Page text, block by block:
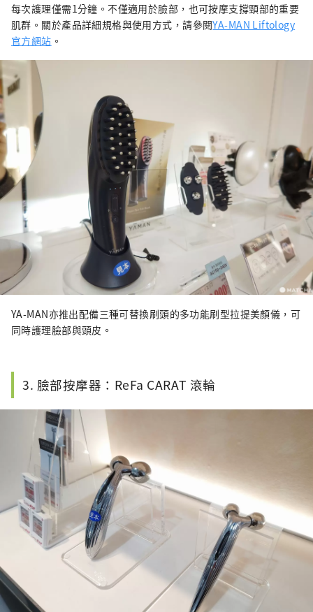
每次護理僅需1分鐘。不僅適用於臉部，也可按摩支撐頸部的重要
肌群。關於產品詳細規格與使用方式，請參閱YA-MAN Liftology
官方網站 。
YA-MAN亦推出配備三種可替換刷頭的多功能刷型拉提美顏儀，可
同時護理臉部與頭皮。
3. 臉部按摩器：ReFa CARAT 滾輪